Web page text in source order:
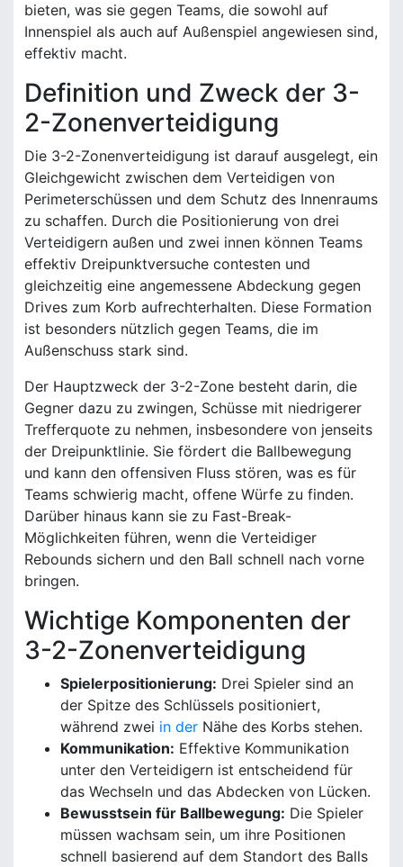
bieten, was sie gegen Teams, die sowohl auf
Innenspiel als auch auf Außenspiel angewiesen sind,
effektiv macht.
Definition und Zweck der 3-
2-Zonenverteidigung
Die 3-2-Zonenverteidigung ist darauf ausgelegt, ein
Gleichgewicht zwischen dem Verteidigen von
Perimeterschüssen und dem Schutz des Innenraums
zu schaffen. Durch die Positionierung von drei
Verteidigern außen und zwei innen können Teams
effektiv Dreipunktversuche contesten und
gleichzeitig eine angemessene Abdeckung gegen
Drives zum Korb aufrechterhalten. Diese Formation
ist besonders nützlich gegen Teams, die im
Außenschuss stark sind.
Der Hauptzweck der 3-2-Zone besteht darin, die
Gegner dazu zu zwingen, Schüsse mit niedrigerer
Trefferquote zu nehmen, insbesondere von jenseits
der Dreipunktlinie. Sie fördert die Ballbewegung
und kann den offensiven Fluss stören, was es für
Teams schwierig macht, offene Würfe zu finden.
Darüber hinaus kann sie zu Fast-Break-
Möglichkeiten führen, wenn die Verteidiger
Rebounds sichern und den Ball schnell nach vorne
bringen.
Wichtige Komponenten der
3-2-Zonenverteidigung
Spielerpositionierung: Drei Spieler sind an
der Spitze des Schlüssels positioniert,
während zwei in der Nähe des Korbs stehen.
Kommunikation: Effektive Kommunikation
unter den Verteidigern ist entscheidend für
das Wechseln und das Abdecken von Lücken.
Bewusstsein für Ballbewegung: Die Spieler
müssen wachsam sein, um ihre Positionen
schnell basierend auf dem Standort des Balls